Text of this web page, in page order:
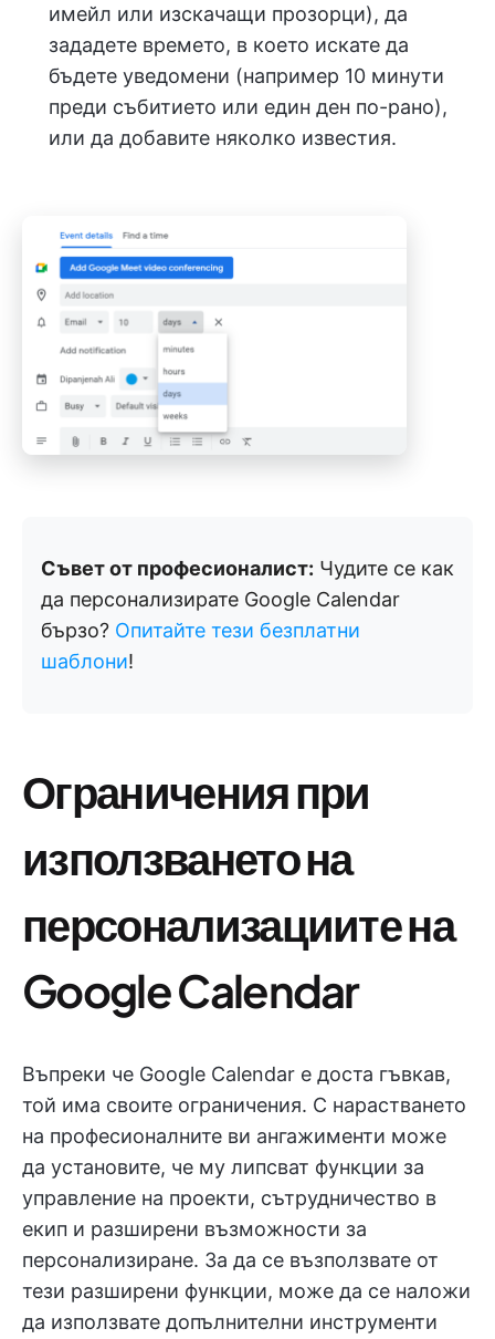
имейл или изскачащи прозорци), да
зададете времето, в което искате да
бъдете уведомени (например 10 минути
преди събитието или един ден по-рано),
или да добавите няколко известия.
Съвет от професионалист: Чудите се как
да персонализирате Google Calendar
бързо? Опитайте тези безплатни
шаблони!
Ограничения при
използването на
персонализациите на
Google Calendar
Въпреки че Google Calendar е доста гъвкав,
той има своите ограничения. С нарастването
на професионалните ви ангажименти може
да установите, че му липсват функции за
управление на проекти, сътрудничество в
екип и разширени възможности за
персонализиране. За да се възползвате от
тези разширени функции, може да се наложи
да използвате допълнителни инструменти